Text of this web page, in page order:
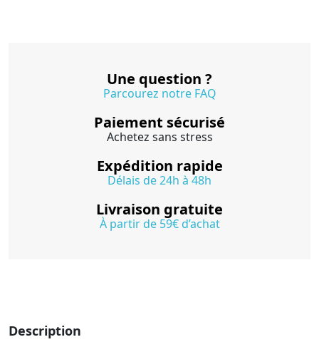
Une question ?
Parcourez notre FAQ
Paiement sécurisé
Achetez sans stress
Expédition rapide
Délais de 24h à 48h
Livraison gratuite
À partir de 59€ d’achat
Description